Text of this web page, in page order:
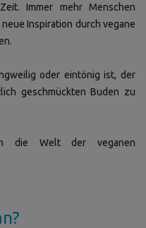
Immer mehr Menschen
Inspiration durch vegane
oder eintönig ist, der
geschmückten Buden zu
die Welt der veganen